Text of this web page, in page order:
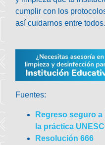
cumplir con los
así cuidarnos entre todos.
Fuentes:
Regreso seguro
la práctica
Resolución 666